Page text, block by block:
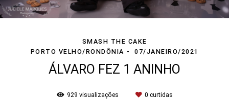
SMASH THE CAKE
PORTO VELHO/RONDÔNIA
07/JANEIRO/2021
ÁLVARO FEZ 1 ANINHO
929 visualizações 0 curtidas